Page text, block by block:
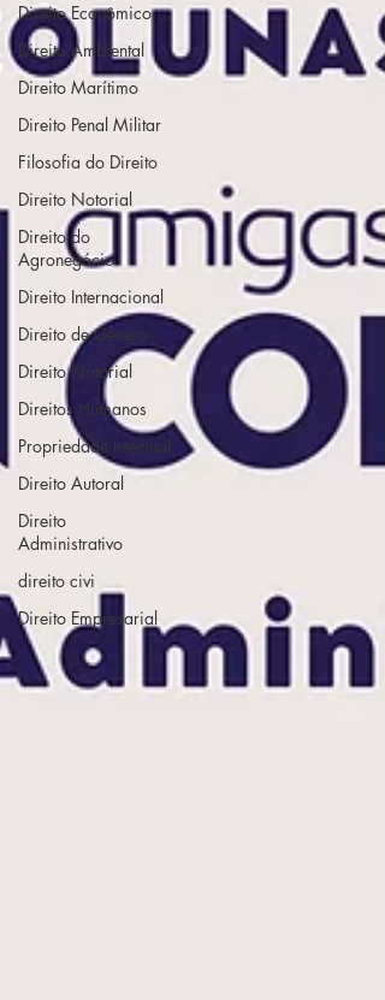
Direito Econômico
Direito Ambiental
Direito Marítimo
Direito Penal Militar
Filosofia do Direito
Direito Notorial
Direito do
Agronegócio
Direito Internacional
Direito de Gênero
Direito Notarial
Direitos Humanos
Propriedade Intectual
Direito Autoral
Direito
Administrativo
direito civi
Direito Empresarial